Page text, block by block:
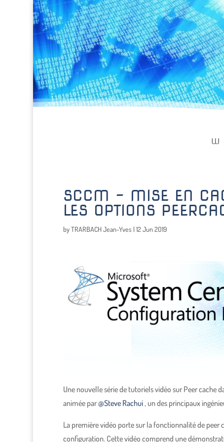
SCCM – MISE EN
LES OPTIONS
byTRARBACH Jean-Yves | 12 Jun 2019
Une nouvelle série de tutoriels vidéo sur Peer cache
animée par@Steve Rachui, un des principaux
La première vidéo porte sur la fonctionnalité de peer
configuration. Cette vidéo comprend une